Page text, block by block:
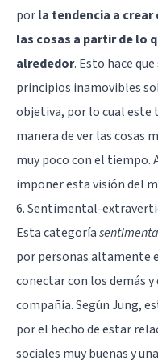
porla tendencia a
las cosas a partir de lo
alrededor. Esto hace
principios inamovibles
objetiva, por lo cual este
manera de ver las cosas
muy poco con el tiempo.
imponer esta visión del
6. Sentimental-
Esta categoría
porpersonas altamente
conectar con los demás
compañía. Según Jung,
por el hecho de estar
sociales muy buenas y